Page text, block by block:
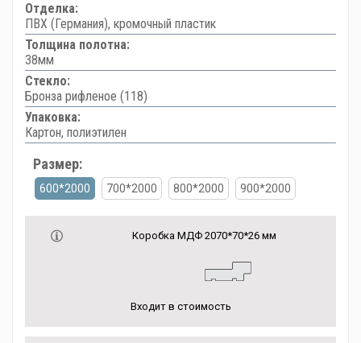
Отделка:
ПВХ (Германия), кромочный пластик
Толщина полотна:
38мм
Стекло:
Бронза рифленое (118)
Упаковка:
Картон, полиэтилен
Размер:
600*2000 700*2000 800*2000 900*2000
Коробка МДФ 2070*70*26 мм
Входит в стоимость